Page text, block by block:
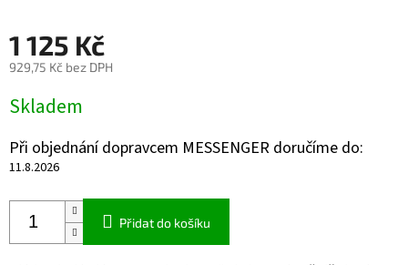
1 125 Kč
929,75 Kč bez DPH
cena:
Skladem
Při objednání dopravcem MESSENGER doručíme do:
11.8.2026
Přidat do košíku